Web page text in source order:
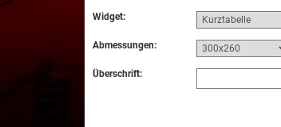
Widget:
Abmessungen:
Überschrift: